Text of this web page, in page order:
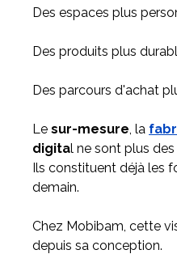
Des espaces plus
Des produits plus
Des parcours d'achat
Le sur-mesure, la
digital ne sont plus
Ils constituent déjà les
demain.
Chez Mobibam, cette
depuis sa conception.